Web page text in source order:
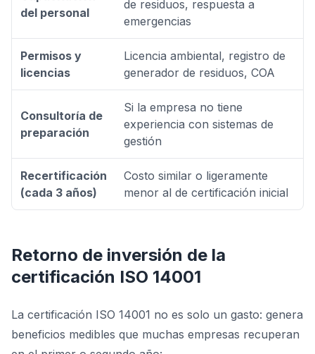
del personal
de residuos, respuesta a
emergencias
Permisos y
licencias
Licencia ambiental, registro de
generador de residuos, COA
Consultoría de
preparación
Si la empresa no tiene
experiencia con sistemas de
gestión
Recertificación
(cada 3 años)
Costo similar o ligeramente
menor al de certificación inicial
Retorno de inversión de la
certificación ISO 14001
La certificación ISO 14001 no es solo un gasto: genera
beneficios medibles que muchas empresas recuperan